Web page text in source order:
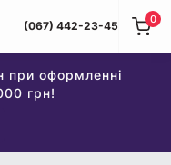
(067) 442-23-45
при оформленні
грн!
0